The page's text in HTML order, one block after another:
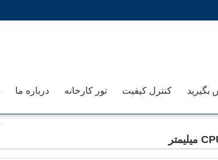
درباره ما تور کارخانه کنترل کیفیت بگیرید